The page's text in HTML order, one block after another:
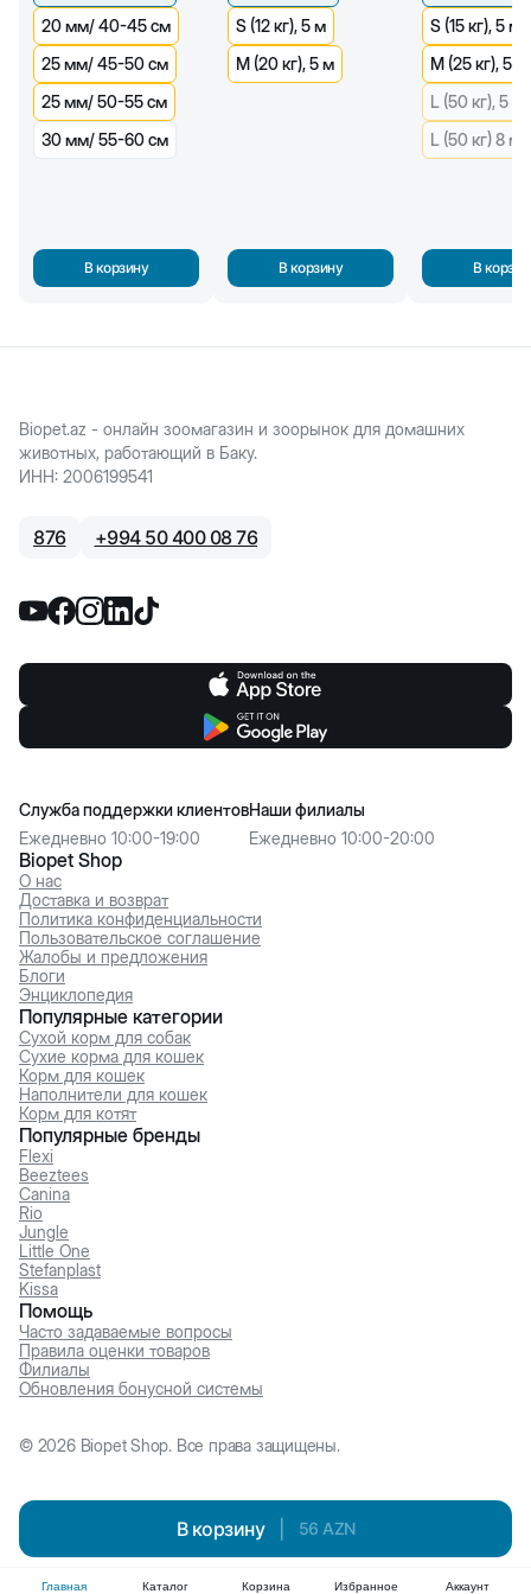
В корзину 56 AZN
20 мм/ 40-45 см
25 мм/ 45-50 см
25 мм/ 50-55 см
30 мм/ 55-60 см
В корзину
S (12 кг), 5 м
M (20 кг), 5 м
В корзину
S (15 кг), 5 м
M (25 кг), 5 м
L (50 кг), 5 м
L (50 кг) 8 м
В
Biopet.az - онлайн зоомагазин и зоорынок для домашних
животных, работающий в Баку.
ИНН: 2006199541
876 +994 50 400 08 76
Biopet Shop
О нас
Доставка и возврат
Политика конфиденциальности
Пользовательское соглашение
Жалобы и предложения
Блоги
Энциклопедия
Служба поддержки клиентов
Ежедневно 10:00-19:00
Наши филиалы
Ежедневно 10:00-20:00
Популярные категории
Сухой корм для собак
Сухие корма для кошек
Корм для кошек
Наполнители для кошек
Корм для котят
Популярные бренды
Flexi
Beeztees
Canina
Rio
Jungle
Little One
Stefanplast
Kissa
Помощь
Часто задаваемые вопросы
Правила оценки товаров
Филиалы
Обновления бонусной системы
© 2026Biopet Shop. Все права защищены.
Главная Каталог Корзина Избранное Аккаунт